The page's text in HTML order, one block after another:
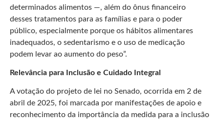
determinados alimentos —, além do ônus financeiro
desses tratamentos para as famílias e para o poder
público, especialmente porque os hábitos alimentares
inadequados, o sedentarismo e o uso de medicação
podem levar ao aumento do peso”.
Relevância para Inclusão e Cuidado Integral
A votação do projeto de lei no Senado, ocorrida em 2 de
abril de 2025, foi marcada por manifestações de apoio e
reconhecimento da importância da medida para a inclusão